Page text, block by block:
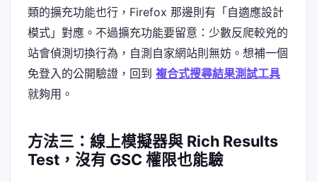
類的擴充功能也行，Firefox 那邊則有「自適應設計
模式」對應。不過擴充功能要留意：少數反爬較兇的
站會偵測切換行為，自測自家網站則無妨。想補一個
免登入的公開驗證，回到 複合式搜尋結果測試工具
就夠用。
方法三：線上模擬器與 Rich Results
Test，沒有 GSC 權限也能驗